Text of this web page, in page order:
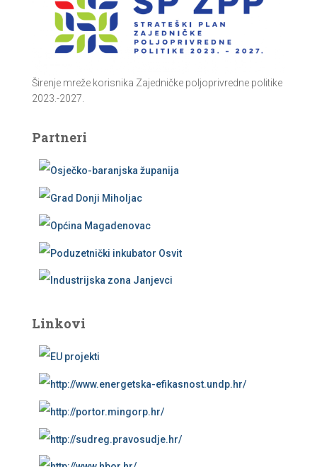
Širenje mreže korisnika Zajedničke poljoprivredne politike
2023.-2027.
Partneri
Linkovi